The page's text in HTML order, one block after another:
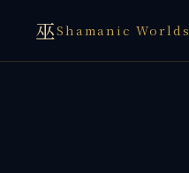
巫Shamanic Worlds